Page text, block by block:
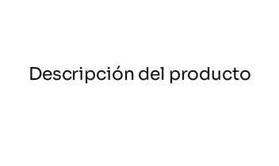
Descripción del producto